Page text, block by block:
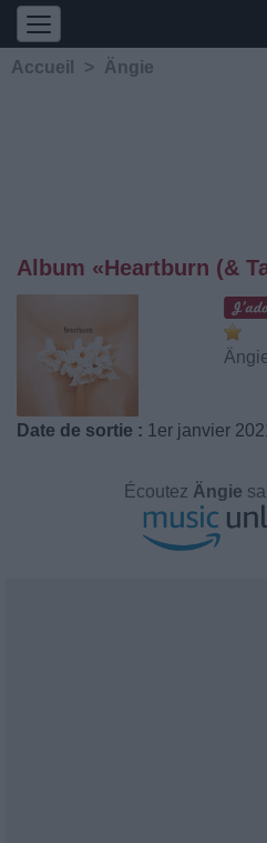
Accueil > Ängie
Album «Heartburn (&
Date de sortie : 1er janvier
Écoutez Ängie